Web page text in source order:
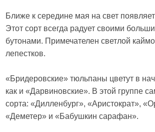
Ближе к середине мая на свет
Этот сорт всегда радует своими
бутонами. Примечателен светлой
лепестков.
«Бридеровские» тюльпаны цветут в
как и «Дарвиновские». В этой группе
сорта: «Дилленбург», «Аристократ»,
«Деметер» и «Бабушкин сарафан».